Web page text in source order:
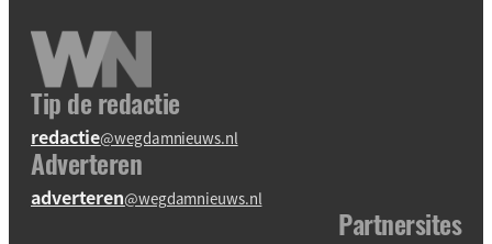
Tip de redactie
redactie@wegdamnieuws.nl
Adverteren
adverteren@wegdamnieuws.nl
Partnersites